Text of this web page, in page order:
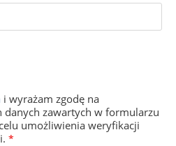
i wyrażam zgodę na
danych zawartych w formularzu
umożliwienia weryfikacji
*